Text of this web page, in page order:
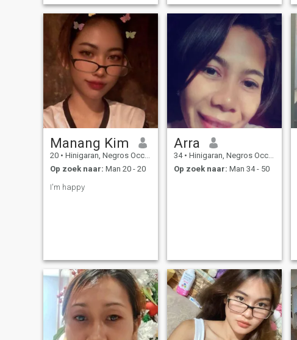
Manang Kim
20 • Hinigaran, Negros Occidental, Filipijnen
Op zoek naar: Man 20 - 20
I'm happy
Arra
34 • Hinigaran, Negros Occidental, Filipijnen
Op zoek naar: Man 34 - 50